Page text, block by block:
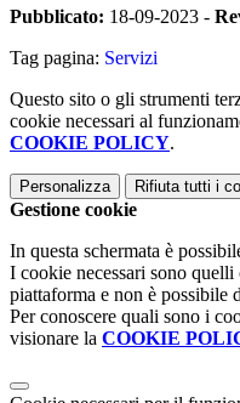
Pubblicato: 18-09-2023 -
Tag pagina: Servizi
Questo sito o gli strumenti
cookie necessari al
COOKIE POLICY.
Personalizza Rifiuta tutti i
Gestione cookie
In questa schermata è
I cookie necessari sono
piattaforma e non è possibile
Per conoscere quali sono i
visionare la COOKIE